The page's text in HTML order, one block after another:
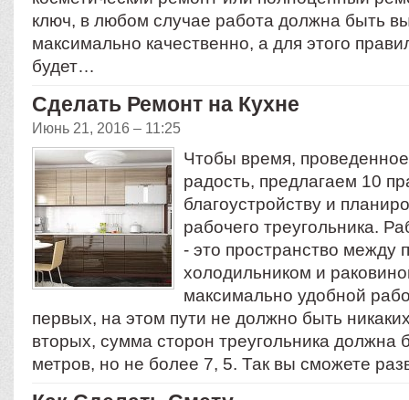
ключ, в любом случае работа должна быть
максимально качественно, а для этого
будет…
Сделать Ремонт на Кухне
Июнь 21, 2016 – 11:25
Чтобы время,
радость, предлагаем 10
благоустройству и
рабочего треугольника.
- это пространство между
холодильником и
максимально удобной
первых, на этом пути не должно быть
вторых, сумма сторон треугольника должна
метров, но не более 7, 5. Так вы сможете